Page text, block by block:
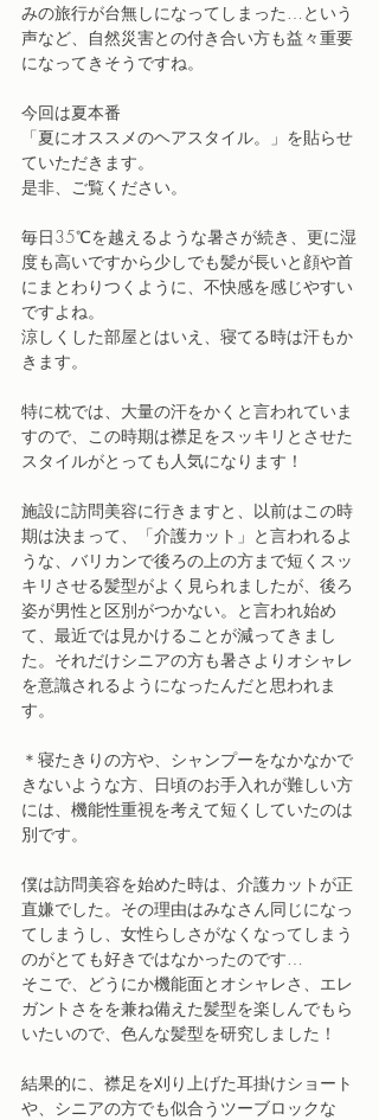
みの旅行が台無しになってしまった…という
声など、自然災害との付き合い方も益々重要
になってきそうですね。
今回は夏本番
「夏にオススメのヘアスタイル。」を貼らせ
ていただきます。
是非、ご覧ください。
毎日35℃を越えるような暑さが続き、更に湿
度も高いですから少しでも髪が長いと顔や首
にまとわりつくように、不快感を感じやすい
ですよね。
涼しくした部屋とはいえ、寝てる時は汗もか
きます。
特に枕では、大量の汗をかくと言われていま
すので、この時期は襟足をスッキリとさせた
スタイルがとっても人気になります！
施設に訪問美容に行きますと、以前はこの時
期は決まって、「介護カット」と言われるよ
うな、バリカンで後ろの上の方まで短くスッ
キリさせる髪型がよく見られましたが、後ろ
姿が男性と区別がつかない。と言われ始め
て、最近では見かけることが減ってきまし
た。それだけシニアの方も暑さよりオシャレ
を意識されるようになったんだと思われま
す。
＊寝たきりの方や、シャンプーをなかなかで
きないような方、日頃のお手入れが難しい方
には、機能性重視を考えて短くしていたのは
別です。
僕は訪問美容を始めた時は、介護カットが正
直嫌でした。その理由はみなさん同じになっ
てしまうし、女性らしさがなくなってしまう
のがとても好きではなかったのです…
そこで、どうにか機能面とオシャレさ、エレ
ガントさをを兼ね備えた髪型を楽しんでもら
いたいので、色んな髪型を研究しました！
結果的に、襟足を刈り上げた耳掛けショート
や、シニアの方でも似合うツーブロックな